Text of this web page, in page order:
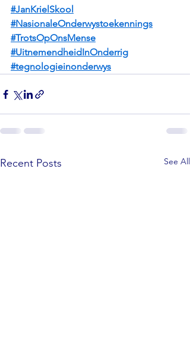
#JanKrielSkool
#NasionaleOnderwystoekennings
#TrotsOpOnsMense
#UitnemendheidInOnderrig
#tegnologieinonderwys
Recent Posts See All